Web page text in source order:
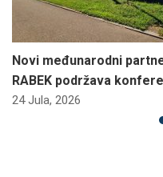
Novi međunarodni
RABEK podržava
24 Jula, 2026